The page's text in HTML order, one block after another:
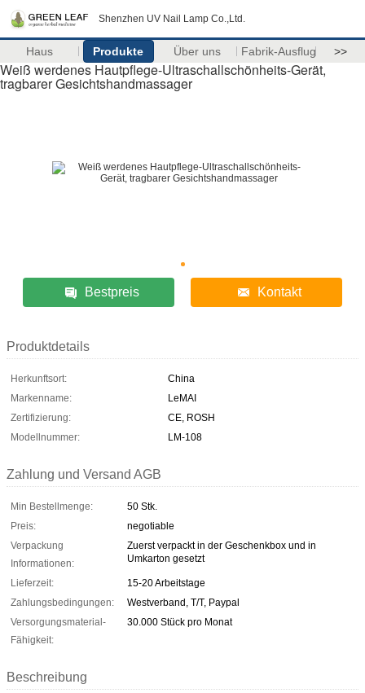
Shenzhen UV Nail Lamp Co.,Ltd.
Haus Produkte Über uns Fabrik-Ausflug >>
Weiß werdenes Hautpflege-Ultraschallschönheits-Gerät,
tragbarer Gesichtshandmassager
Bestpreis Kontakt
Produktdetails
Herkunftsort:
China
Markenname:
LeMAI
Zertifizierung:
CE, ROSH
Modellnummer:
LM-108
Zahlung und Versand AGB
Min Bestellmenge:
50 Stk.
Preis:
negotiable
Verpackung
Informationen:
Zuerst verpackt in der Geschenkbox und in
Umkarton gesetzt
Lieferzeit:
15-20 Arbeitstage
Zahlungsbedingungen:
Westverband, T/T, Paypal
Versorgungsmaterial-
Fähigkeit:
30.000 Stück pro Monat
Beschreibung